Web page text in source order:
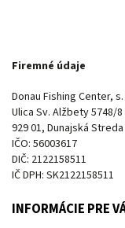
Firemné údaje
Donau Fishing Center, s.
Ulica Sv. Alžbety 5748/8
929 01, Dunajská Streda
IČO: 56003617
DIČ: 2122158511
IČ DPH: SK2122158511
INFORMÁCIE PRE